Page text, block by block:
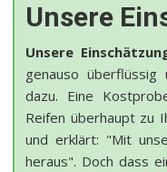
Unsere
Unsere
genauso
dazu. Eine
Reifen überhaupt zu
und erklärt: "Mit
heraus". Doch dass